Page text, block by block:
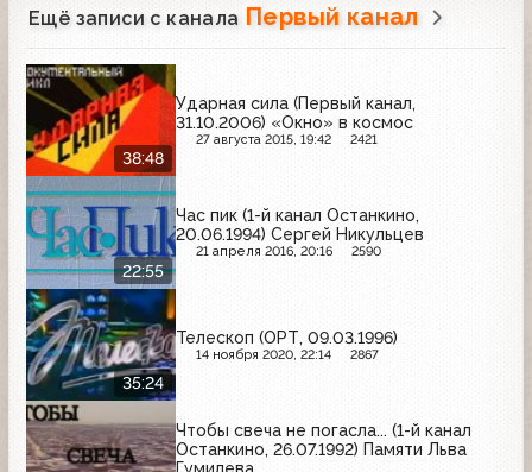
Ещё записи с канала Первый канал
38:48
Ударная сила (Первый канал,
31.10.2006) «Окно» в космос
27 августа 2015, 19:42 2421
22:55
Час пик (1-й канал Останкино,
20.06.1994) Сергей Никульцев
21 апреля 2016, 20:16 2590
35:24
Телескоп (ОРТ, 09.03.1996)
14 ноября 2020, 22:14 2867
Чтобы свеча не погасла... (1-й канал
Останкино, 26.07.1992) Памяти Льва